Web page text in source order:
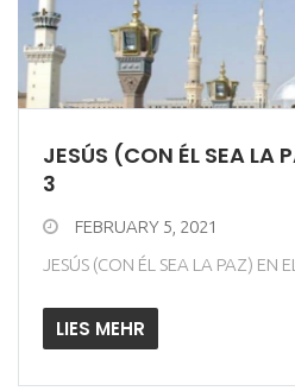
JESÚS (CON ÉL SEA LA
3
FEBRUARY 5, 2021
JESÚS (CON ÉL SEA LA PAZ) EN
LIES MEHR